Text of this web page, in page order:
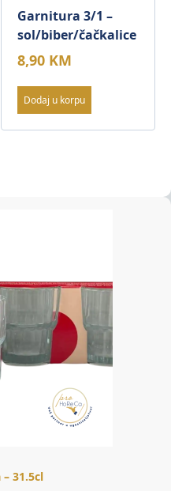
Garnitura 3/1 –
sol/biber/čačkalice
8,90 KM
Dodaj u korpu
– 31.5cl